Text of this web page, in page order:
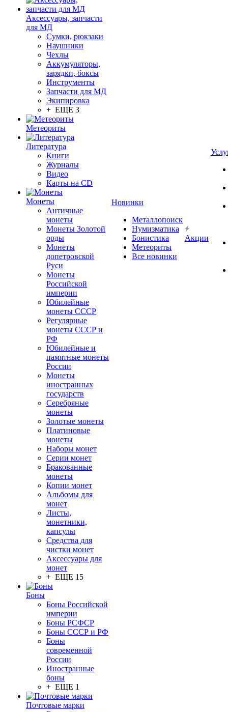
Аксессуары, запчасти
для МД
Сумки, рюкзаки
Наушники
Чехлы
Аккумуляторы,
зарядки, боксы
Инструменты
Запчасти для МД
Экипировка
+ ЕЩЕ 3
Метеориты
Литература
Книги
Журналы
Видео
Карты на CD
Монеты
Античные
монеты
Монеты Золотой
орды
Монеты
допетровской
Руси
Монеты
Российской
империи
Юбилейные
монеты СССР
Регулярные
монеты СССР и
РФ
Юбилейные и
памятные монеты
России
Монеты
иностранных
государств
Серебряные
монеты
Золотые монеты
Платиновые
монеты
Наборы монет
Серии монет
Бракованные
монеты
Копии монет
Альбомы для
монет
Листы,
монетники,
капсулы
Средства для
чистки монет
Аксессуары для
монет
+ ЕЩЕ 15
Боны
Боны Российской
империи
Боны РСФСР
Боны СССР и РФ
Боны
современной
России
Иностранные
боны
+ ЕЩЕ 1
Почтовые марки
Новинки
Металлопоиск
Нумизматика
Бонистика
Метеориты
Все новинки
Акции